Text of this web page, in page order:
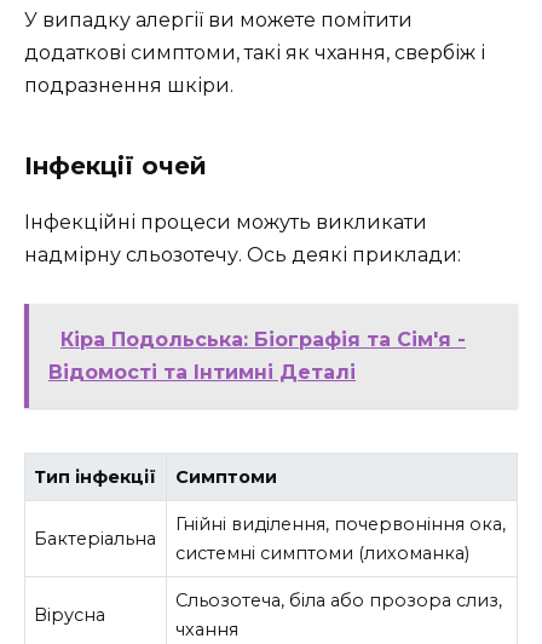
У випадку алергії ви можете помітити
додаткові симптоми, такі як чхання, свербіж і
подразнення шкіри.
Інфекції очей
Інфекційні процеси можуть викликати
надмірну сльозотечу. Ось деякі приклади:
Кіра Подольська: Біографія та Сім'я -
Відомості та Інтимні Деталі
Тип інфекції Симптоми
Бактеріальна
Гнійні виділення, почервоніння ока,
системні симптоми (лихоманка)
Вірусна
Сльозотеча, біла або прозора слиз,
чхання